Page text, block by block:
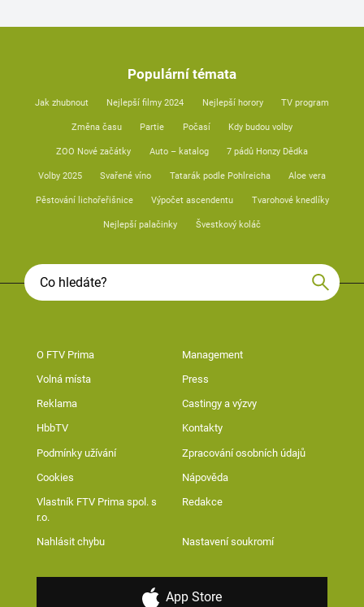
Populární témata
Jak zhubnout Nejlepší filmy 2024 Nejlepší horory TV program
Změna času Partie Počasí Kdy budou volby
ZOO Nové začátky Auto – katalog 7 pádů Honzy Dědka
Volby 2025 Svařené víno Tatarák podle Pohlreicha Aloe vera
Pěstování lichořeřišnice Výpočet ascendentu Tvarohové knedlíky
Nejlepší palačinky Švestkový koláč
O FTV Prima Management
Volná místa Press
Reklama Castingy a výzvy
HbbTV Kontakty
Podmínky užívání Zpracování osobních údajů
Cookies Nápověda
Vlastník FTV Prima spol. s
r.o.
Redakce
Nahlásit chybu Nastavení soukromí
App Store